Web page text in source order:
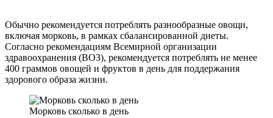
Обычно рекомендуется потреблять разнообразные овощи,
включая морковь, в рамках сбалансированной диеты.
Согласно рекомендациям Всемирной организации
здравоохранения (ВОЗ), рекомендуется потреблять не менее
400 граммов овощей и фруктов в день для поддержания
здорового образа жизни.
Морковь сколько в день